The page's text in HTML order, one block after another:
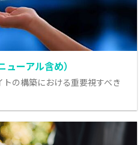
ーアル含め）
の構築における重要視すべき